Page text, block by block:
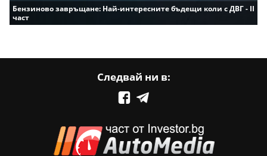
Бензиново завръщане: Най-интересните бъдещи коли с ДВГ - II
част
Следвай ни в: